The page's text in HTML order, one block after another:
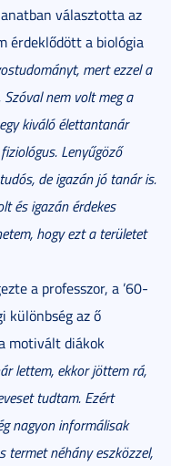
választotta az
érdeklődött a biológia
mert ezzel a
nem volt meg a
kiváló élettantanár
Lenyűgöző
de igazán jó tanár is.
és igazán érdekes
hogy ezt a területet
a professzor, a ’60-
különbség az ő
motivált diákok
lettem, ekkor jöttem rá,
tudtam. Ezért
nagyon informálisak
termet néhány eszközzel,